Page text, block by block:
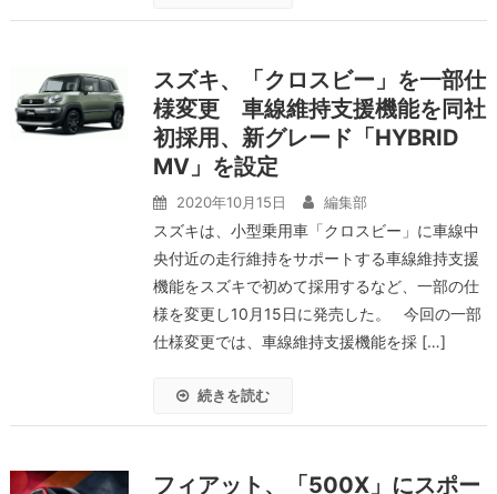
スズキ、「クロスビー」を一部仕
様変更 車線維持支援機能を同社
初採用、新グレード「HYBRID
MV」を設定
2020年10月15日 編集部
スズキは、小型乗用車「クロスビー」に車線中
央付近の走行維持をサポートする車線維持支援
機能をスズキで初めて採用するなど、一部の仕
様を変更し10月15日に発売した。 今回の一部
仕様変更では、車線維持支援機能を採 […]
続きを読む
フィアット、「500X」にスポー